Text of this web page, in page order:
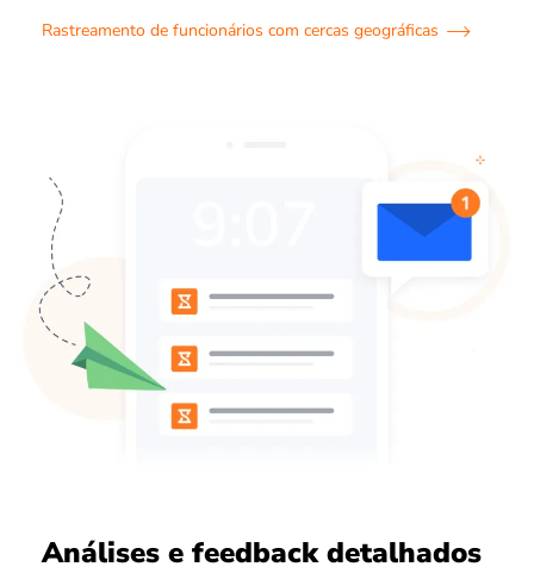
Rastreamento de funcionários com cercas geográficas
Análises e feedback detalhados